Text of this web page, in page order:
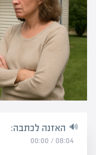
האזנה לכתבה:
08:04
/
00:00